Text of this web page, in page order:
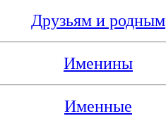
Друзьям и родным
Именины
Именные